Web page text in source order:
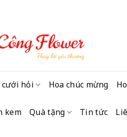
cưới hỏi Hoa chúc mừng
kem Quà tặng Tin tức